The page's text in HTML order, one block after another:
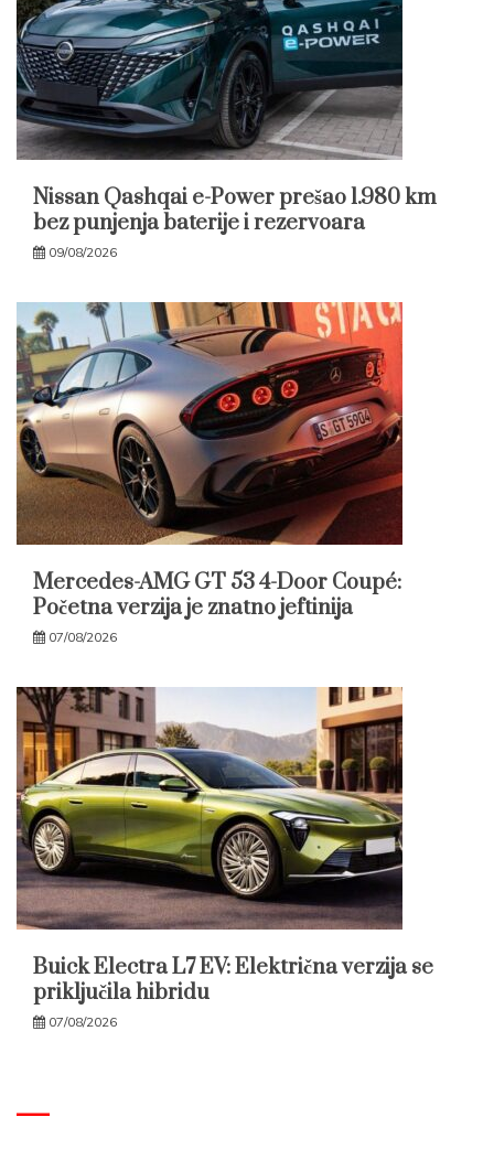
Nissan Qashqai e-Power prešao 1.980 km
bez punjenja baterije i rezervoara
09/08/2026
Mercedes-AMG GT 53 4-Door Coupé:
Početna verzija je znatno jeftinija
07/08/2026
Buick Electra L7 EV: Električna verzija se
priključila hibridu
07/08/2026